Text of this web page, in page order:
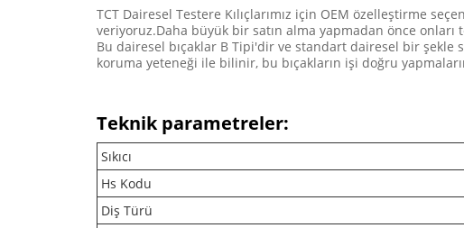
TCT Dairesel Testere Kılıçlarımız için OEM özelleştirme
veriyoruz.Daha büyük bir satın alma yapmadan önce
Bu dairesel bıçaklar B Tipi'dir ve standart dairesel bir şekle
koruma yeteneği ile bilinir, bu bıçakların işi doğru
Teknik parametreler:
Sıkıcı
Hs Kodu
Diş Türü